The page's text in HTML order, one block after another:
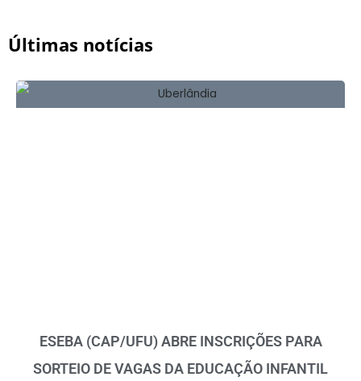
Últimas notícias
ESEBA (CAP/UFU) ABRE INSCRIÇÕES PARA
SORTEIO DE VAGAS DA EDUCAÇÃO INFANTIL